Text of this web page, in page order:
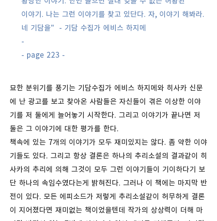
이야기. 나는 그런 이야기를 찾고 있단다. 자, 이야기 해봐라.
네 기담을" - 기담 수집가 에비스 하지메
-
- page 223 -
묘한 분위기를 풍기는 기담수집가 에비스 하지메와 히사카 신문
에 난 광고를 보고 찾아온 사람들은 자신들이 겪은 이상한 이야
기를 저 둘에게 늘어놓기 시작한다. 그리고 이야기가 끝나면 저
둘은 그 이야기에 대한 평가를 한다.
책속에 있는 7개의 이야기가 모두 재미있지는 않다. 좀 약한 이야
기들도 있다. 그리고 항상 결론은 하나의 추리소설의 결과같이 히
사카의 추리에 의해 그것이 모두 그런 이야기들이 기이하다기 보
단 하나의 속임수였다는게 밝혀진다. 그러나 이 책에는 마지막 반
전이 있다. 모든 에피소드가 저렇게 추리소설같이 허무하게 결론
이 지어졌다면 재미없는 책이었을텐데 작가의 상상력이 더해 마